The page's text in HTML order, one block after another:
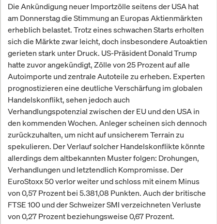
Die Ankündigung neuer Importzölle seitens der USA hat
am Donnerstag die Stimmung an Europas Aktienmärkten
erheblich belastet. Trotz eines schwachen Starts erholten
sich die Märkte zwar leicht, doch insbesondere Autoaktien
gerieten stark unter Druck. US-Präsident Donald Trump
hatte zuvor angekündigt, Zölle von 25 Prozent auf alle
Autoimporte und zentrale Autoteile zu erheben. Experten
prognostizieren eine deutliche Verschärfung im globalen
Handelskonflikt, sehen jedoch auch
Verhandlungspotenzial zwischen der EU und den USA in
den kommenden Wochen. Anleger scheinen sich dennoch
zurückzuhalten, um nicht auf unsicherem Terrain zu
spekulieren. Der Verlauf solcher Handelskonflikte könnte
allerdings dem altbekannten Muster folgen: Drohungen,
Verhandlungen und letztendlich Kompromisse. Der
EuroStoxx 50 verlor weiter und schloss mit einem Minus
von 0,57 Prozent bei 5.381,08 Punkten. Auch der britische
FTSE 100 und der Schweizer SMI verzeichneten Verluste
von 0,27 Prozent beziehungsweise 0,67 Prozent.